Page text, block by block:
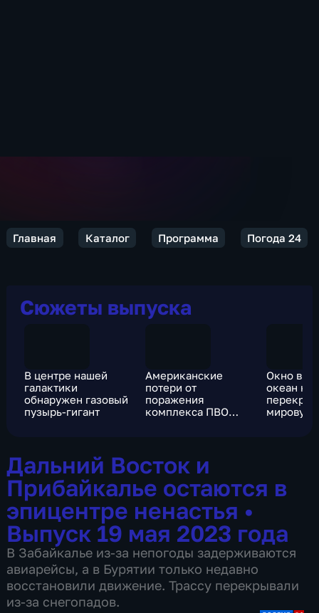
Главная Каталог Программа Погода 24
Сюжеты выпуска
В центре нашей
галактики
обнаружен газовый
пузырь-гигант
Американские
потери от
поражения
комплекса ПВО
Окно в
океан
мировую
Дальний Восток и
Прибайкалье остаются в
эпицентре ненастья •
Выпуск 19 мая 2023 года
В Забайкалье из-за непогоды задерживаются
авиарейсы, а в Бурятии только недавно
восстановили движение. Трассу перекрывали
из-за снегопадов.